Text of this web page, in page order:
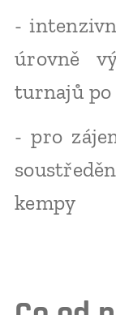
-
úrovně
turnajů po
-pro
kempy